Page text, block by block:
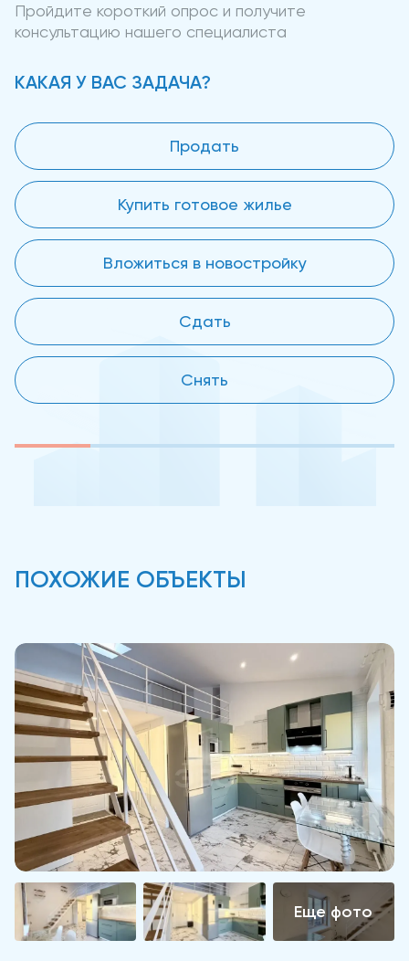
Пройдите короткий опрос и получите
консультацию нашего специалиста
КАКАЯ У ВАС ЗАДАЧА?
Продать
Купить готовое жилье
Вложиться в новостройку
Сдать
Снять
ПОХОЖИЕ ОБЪЕКТЫ